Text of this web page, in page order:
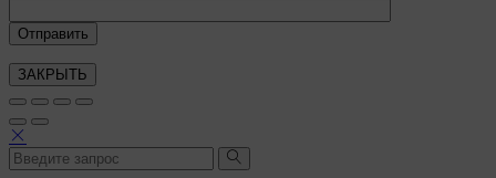
ЗАКРЫТЬ